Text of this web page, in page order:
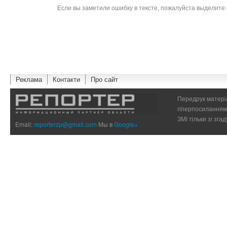
Если вы заметили ошибку в тексте, пожалуйста
Реклама Контакти Про сайт
Email:reporterzp@gmail.com Мы вGoogle+
Передрук
ЗМІ тільки зі